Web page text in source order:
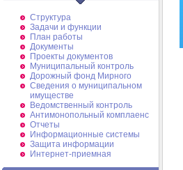
Структура
Задачи и функции
План работы
Документы
Проекты документов
Муниципальный контроль
Дорожный фонд Мирного
Cведения о муниципальном
имуществе
Ведомственный контроль
Антимонопольный комплаенс
Отчеты
Информационные системы
Защита информации
Интернет-приемная